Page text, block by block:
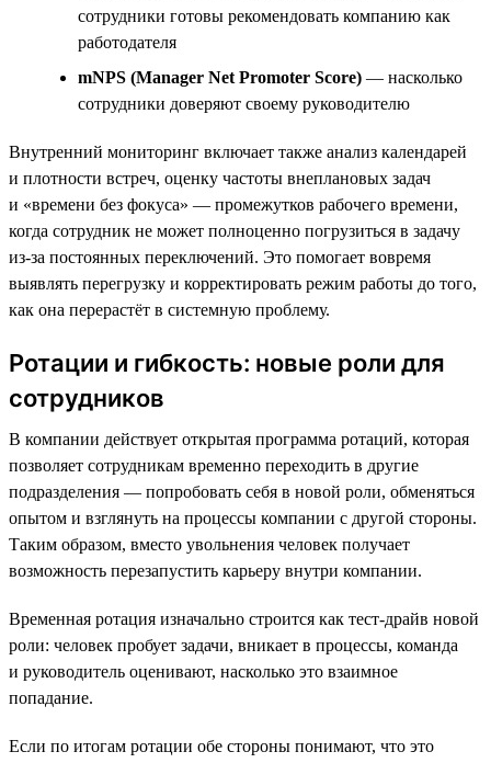
сотрудники готовы рекомендовать компанию как
работодателя
mNPS (Manager Net Promoter Score) — насколько
сотрудники доверяют своему руководителю
Внутренний мониторинг включает также анализ календарей
и плотности встреч, оценку частоты внеплановых задач
и «времени без фокуса» — промежутков рабочего времени,
когда сотрудник не может полноценно погрузиться в задачу
из-за постоянных переключений. Это помогает вовремя
выявлять перегрузку и корректировать режим работы до того,
как она перерастёт в системную проблему.
Ротации и гибкость: новые роли для
сотрудников
В компании действует открытая программа ротаций, которая
позволяет сотрудникам временно переходить в другие
подразделения — попробовать себя в новой роли, обменяться
опытом и взглянуть на процессы компании с другой стороны.
Таким образом, вместо увольнения человек получает
возможность перезапустить карьеру внутри компании.
Временная ротация изначально строится как тест-драйв новой
роли: человек пробует задачи, вникает в процессы, команда
и руководитель оценивают, насколько это взаимное
попадание.
Если по итогам ротации обе стороны понимают, что это